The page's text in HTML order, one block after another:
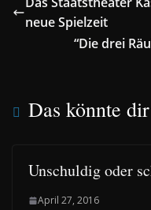
neue Spielzeit
“Die drei
Das könnte
Unschuldig oder
April 27, 2016